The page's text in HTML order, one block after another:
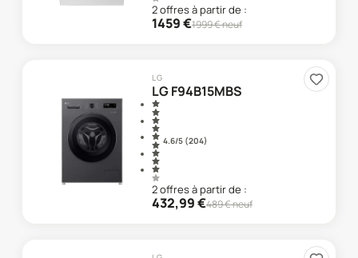
2offresà partir de :
1459€1999€ neuf
LG
LG F94B15MBS
4.6/5 (204)
2offresà partir de :
432,99€489€ neuf